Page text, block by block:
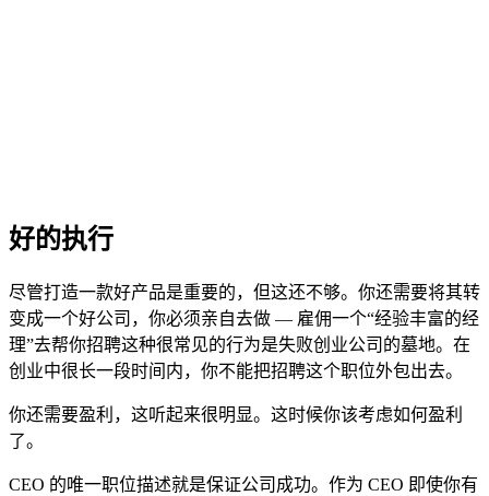
好的执行
尽管打造一款好产品是重要的，但这还不够。你还需要将其转
变成一个好公司，你必须亲自去做 — 雇佣一个“经验丰富的经
理”去帮你招聘这种很常见的行为是失败创业公司的墓地。在
创业中很长一段时间内，你不能把招聘这个职位外包出去。
你还需要盈利，这听起来很明显。这时候你该考虑如何盈利
了。
CEO 的唯一职位描述就是保证公司成功。作为 CEO 即使你有